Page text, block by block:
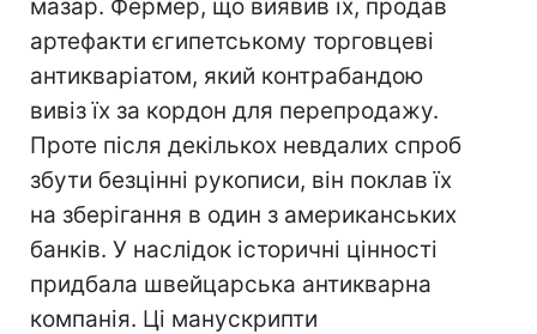
мазар. Фермер, що виявив їх, продав
артефакти єгипетському торговцеві
антикваріатом, який контрабандою
вивіз їх за кордон для перепродажу.
Проте після декількох невдалих спроб
збути безцінні рукописи, він поклав їх
на зберігання в один з американських
банків. У наслідок історичні цінності
придбала швейцарська антикварна
компанія. Ці манускрипти